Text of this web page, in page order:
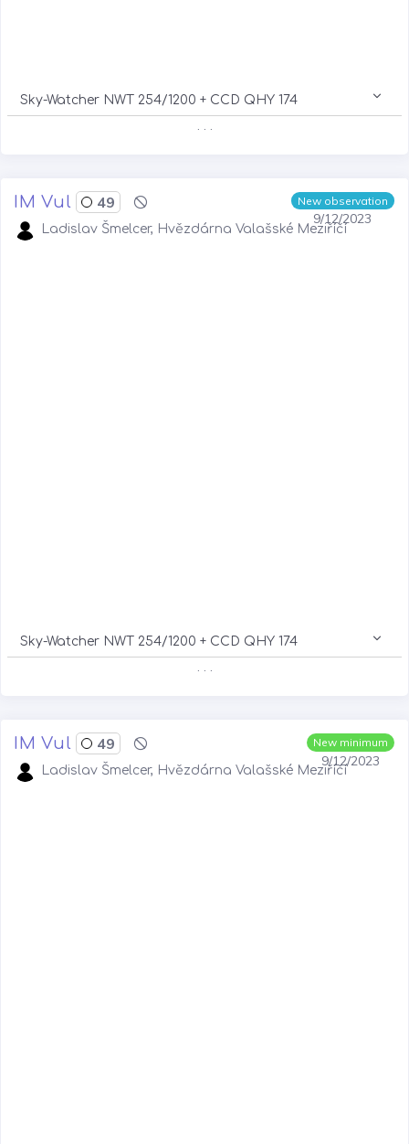
Sky-Watcher NWT 254/1200 + CCD QHY 174
. . .
New observation
9/12/2023
IM Vul 49
Ladislav Šmelcer, Hvězdárna Valašské Meziříčí
Sky-Watcher NWT 254/1200 + CCD QHY 174
. . .
New minimum
9/12/2023
IM Vul 49
Ladislav Šmelcer, Hvězdárna Valašské Meziříčí